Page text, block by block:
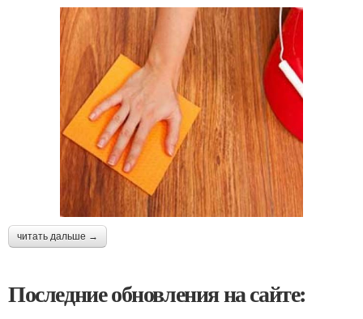
читать дальше →
Последние обновления на сайте: